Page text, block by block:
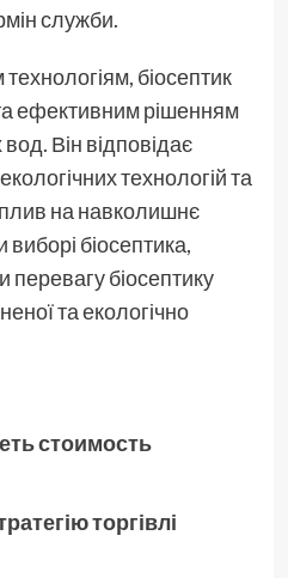
служби.
біосептик
ефективним рішенням
Він відповідає
технологій та
на навколишнє
біосептика,
біосептику
та екологічно
стоимость
торгівлі